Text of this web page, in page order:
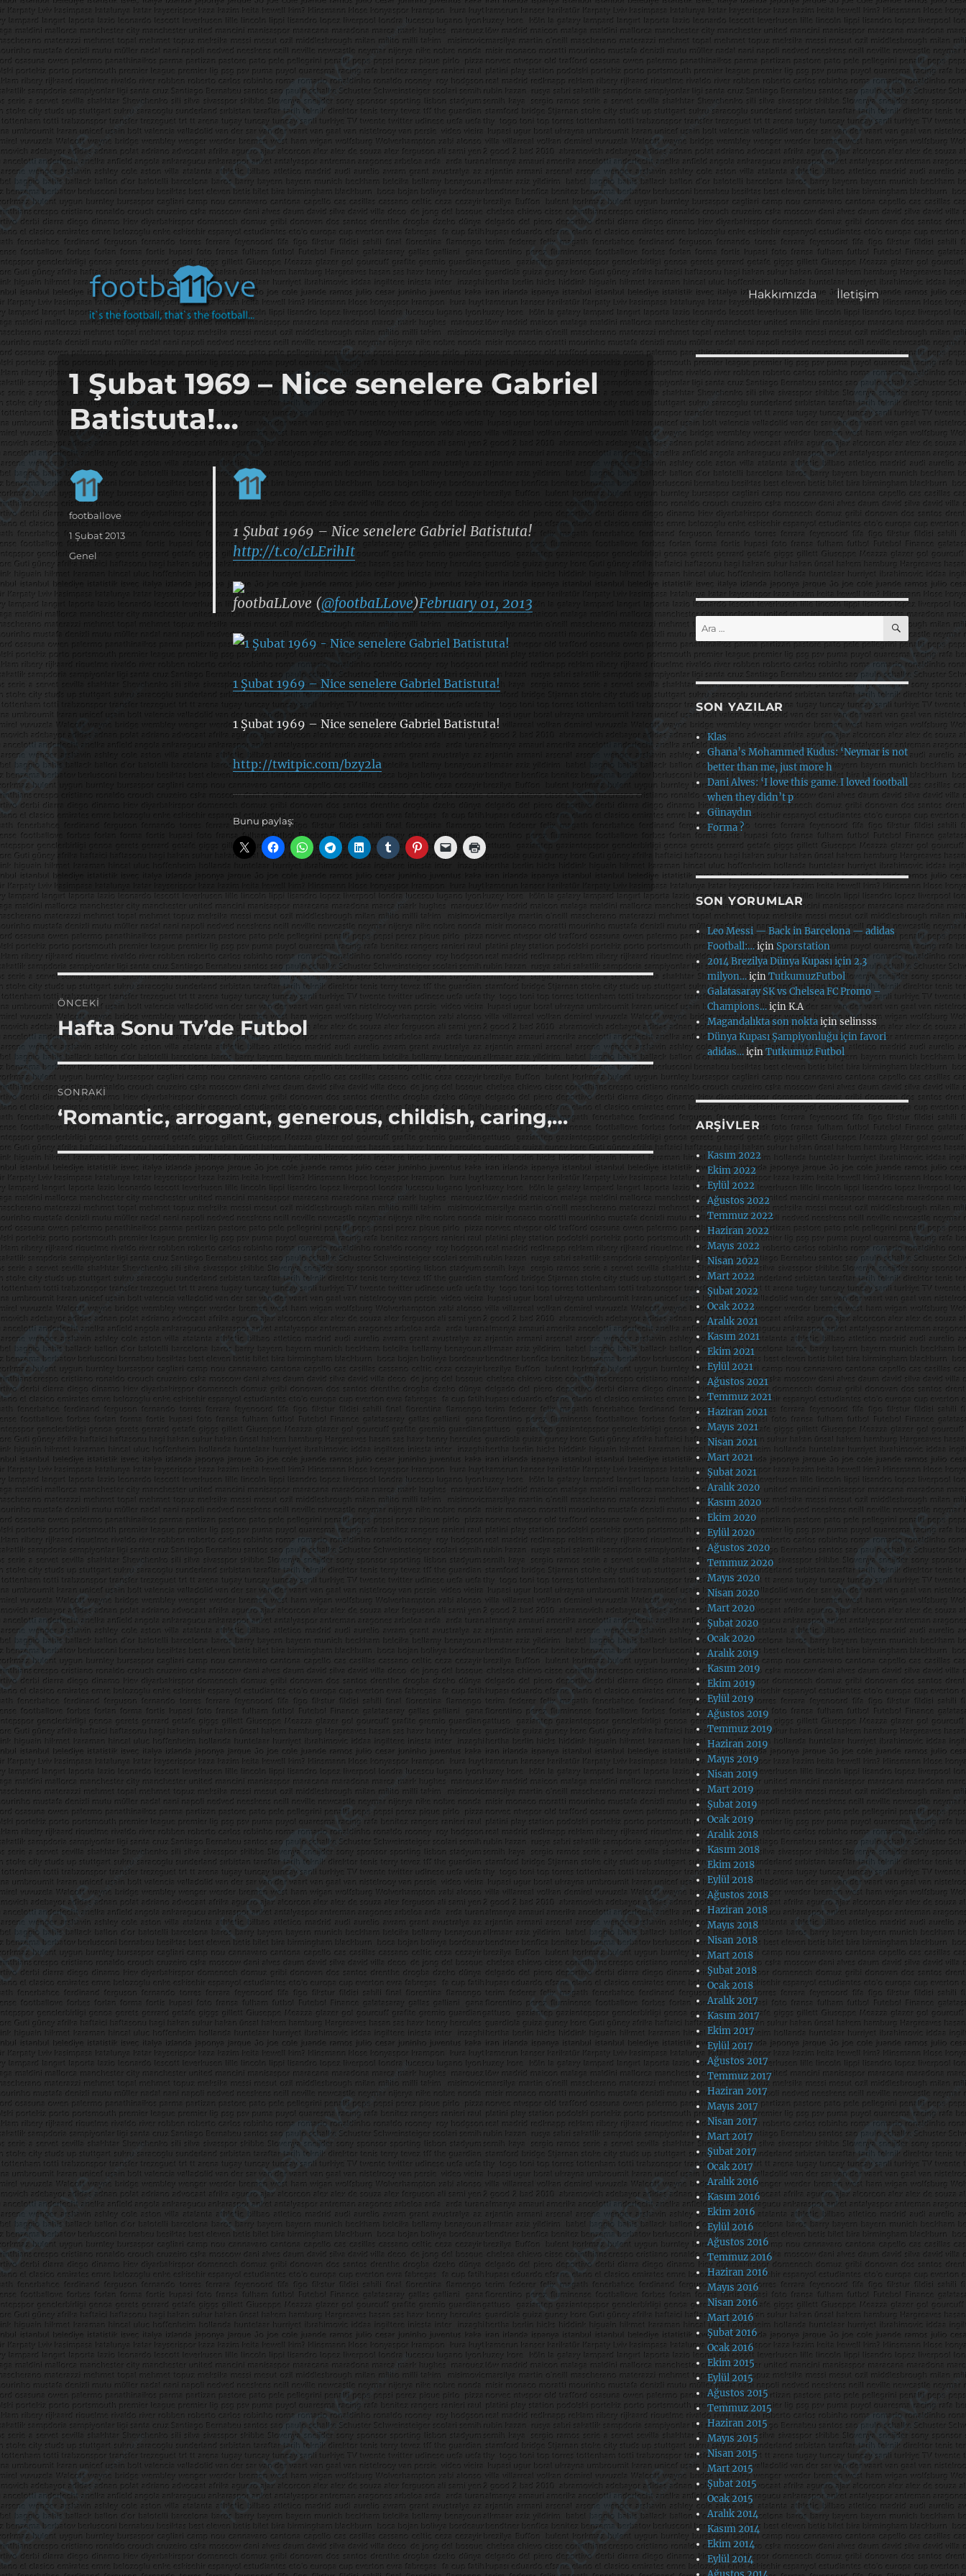
footbaLLove
it's the football, that's the football…
Hakkımızda İletişim
1 Şubat 1969 – Nice senelere Gabriel
Batistuta!…
1 Şubat 1969 – Nice senelere Gabriel Batistuta!
http://t.co/cLErihIt
footbaLLove (@footbaLLove)February 01, 2013
1 Şubat 1969 – Nice senelere Gabriel Batistuta!
1 Şubat 1969 – Nice senelere Gabriel Batistuta!
http://twitpic.com/bzy2la
Bunu paylaş:
Yazar
footballove
Yayın
tarihi
1 Şubat 2013
Kategoriler
Genel
Yazı
gezinmesi
ÖNCEKI
Önceki
yazı:
Hafta Sonu Tv’de Futbol
SONRAKI
Sonraki
yazı:
‘Romantic, arrogant, generous, childish, caring,…
Ara: ARA
SON YAZILAR
Klas
Ghana’s Mohammed Kudus: ‘Neymar is not
better than me, just more h
Dani Alves: ‘I love this game. I loved football
when they didn’t p
Günaydın
Forma ?
SON YORUMLAR
Leo Messi — Back in Barcelona — adidas
Football:…içinSporstation
2014 Brezilya Dünya Kupası için 2.3
milyon…içinTutkumuzFutbol
Galatasaray SK vs Chelsea FC Promo –
Champions…içinK.A
Magandalıkta son noktaiçinselinsss
Dünya Kupası Şampiyonluğu için favori
adidas…içinTutkumuz Futbol
ARŞIVLER
Kasım 2022
Ekim 2022
Eylül 2022
Ağustos 2022
Temmuz 2022
Haziran 2022
Mayıs 2022
Nisan 2022
Mart 2022
Şubat 2022
Ocak 2022
Aralık 2021
Kasım 2021
Ekim 2021
Eylül 2021
Ağustos 2021
Temmuz 2021
Haziran 2021
Mayıs 2021
Nisan 2021
Mart 2021
Şubat 2021
Aralık 2020
Kasım 2020
Ekim 2020
Eylül 2020
Ağustos 2020
Temmuz 2020
Mayıs 2020
Nisan 2020
Mart 2020
Şubat 2020
Ocak 2020
Aralık 2019
Kasım 2019
Ekim 2019
Eylül 2019
Ağustos 2019
Temmuz 2019
Haziran 2019
Mayıs 2019
Nisan 2019
Mart 2019
Şubat 2019
Ocak 2019
Aralık 2018
Kasım 2018
Ekim 2018
Eylül 2018
Ağustos 2018
Haziran 2018
Mayıs 2018
Nisan 2018
Mart 2018
Şubat 2018
Ocak 2018
Aralık 2017
Kasım 2017
Ekim 2017
Eylül 2017
Ağustos 2017
Temmuz 2017
Haziran 2017
Mayıs 2017
Nisan 2017
Mart 2017
Şubat 2017
Ocak 2017
Aralık 2016
Kasım 2016
Ekim 2016
Eylül 2016
Ağustos 2016
Temmuz 2016
Haziran 2016
Mayıs 2016
Nisan 2016
Mart 2016
Şubat 2016
Ocak 2016
Ekim 2015
Eylül 2015
Ağustos 2015
Temmuz 2015
Haziran 2015
Mayıs 2015
Nisan 2015
Mart 2015
Şubat 2015
Ocak 2015
Aralık 2014
Kasım 2014
Ekim 2014
Eylül 2014